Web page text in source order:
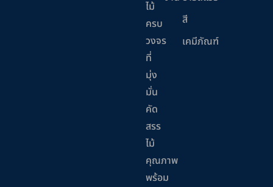
ไม้
ครบ
วงจร
ที่
มุ่ง
มั่น
คัด
สรร
ไม้
คุณภาพ
พร้อม
สี
เคมีภัณฑ์